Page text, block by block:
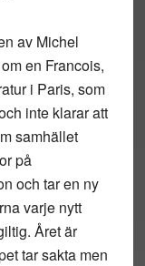
av Michel
en Francois,
i Paris, som
inte klarar att
samhället
på
och tar en ny
varje nytt
Året är
tar sakta men